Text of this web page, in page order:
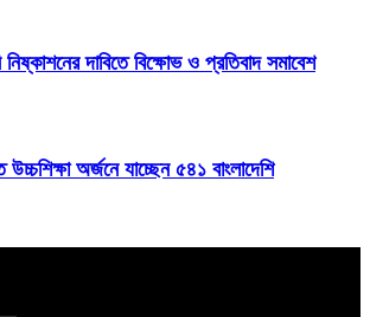
নিষ্কাশনের দাবিতে বিক্ষোভ ও প্রতিবাদ সমাবেশ
অর্জনে যাচ্ছেন ৫৪১ বাংলাদেশি